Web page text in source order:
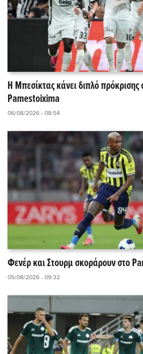
Η Μπεσίκτας κάνει διπλό πρόκρισης
Pamestoixima
06/08/2026 - 08:54
Φενέρ και Στουρμ σκοράρουν στο
05/08/2026 - 09:32